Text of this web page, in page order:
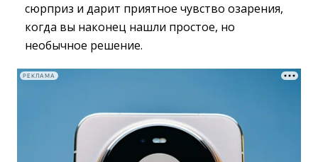
сюрприз и дарит приятное чувство озарения,
когда вы наконец нашли простое, но
необычное решение.
РЕКЛАМА